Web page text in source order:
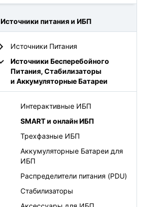
Источники питания и ИБП
Источники Питания
Источники Бесперебойного
Питания, Стабилизаторы
и Аккумуляторные Батареи
Интерактивные ИБП
SMART и онлайн ИБП
Трехфазные ИБП
Аккумуляторные Батареи для
ИБП
Распределители питания (PDU)
Стабилизаторы